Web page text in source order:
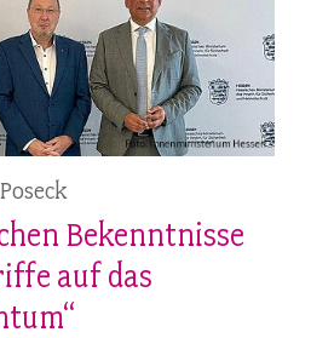
Bekenntnisse
auf das